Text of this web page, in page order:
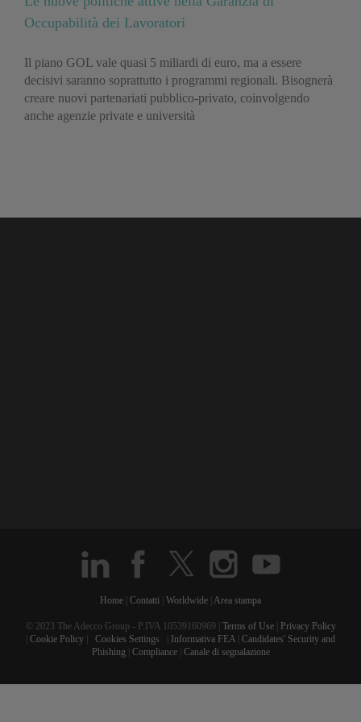
Occupabilità dei Lavoratori
Il piano GOL vale quasi 5 miliardi di euro, ma a essere
decisivi saranno soprattutto i programmi regionali. Bisognerà
creare nuovi partenariati pubblico-privato, coinvolgendo
anche agenzie private e università
Home Contatti Worldwide Area stampa
© 2023 The Adecco Group - P.IVA 10539160969 | Terms of Use|
Privacy Policy
Cookie Policy Cookies Settings Informativa FEA Candidates' Security and
Phishing
Compliance| Canale di segnalazione